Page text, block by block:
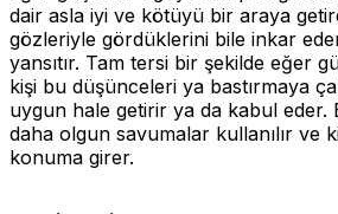
dair asla iyi ve kötüyü bir araya
gözleriyle gördüklerini bile inkar
yansıtır. Tam tersi bir şekilde eğer
kişi bu düşünceleri ya bastırmaya
uygun hale getirir ya da kabul eder.
daha olgun savumalar kullanılır ve
konuma girer.